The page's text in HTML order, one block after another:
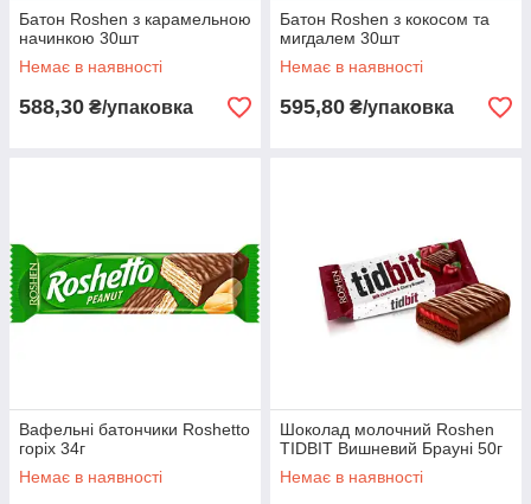
Батон Roshen з карамельною
начинкою 30шт
Немає в наявності
588,30 ₴/упаковка
Батон Roshen з кокосом та
мигдалем 30шт
Немає в наявності
595,80 ₴/упаковка
Вафельні батончики Roshetto
горіх 34г
Немає в наявності
Шоколад молочний Roshen
TIDBIT Вишневий Брауні 50г
Немає в наявності